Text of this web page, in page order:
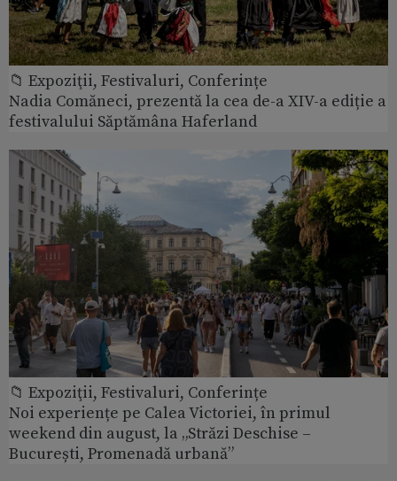
📁 Expoziţii, Festivaluri, Conferințe
Nadia Comăneci, prezentă la cea de-a XIV-a ediție a
festivalului Săptămâna Haferland
📁 Expoziţii, Festivaluri, Conferințe
Noi experiențe pe Calea Victoriei, în primul
weekend din august, la „Străzi Deschise –
București, Promenadă urbană”